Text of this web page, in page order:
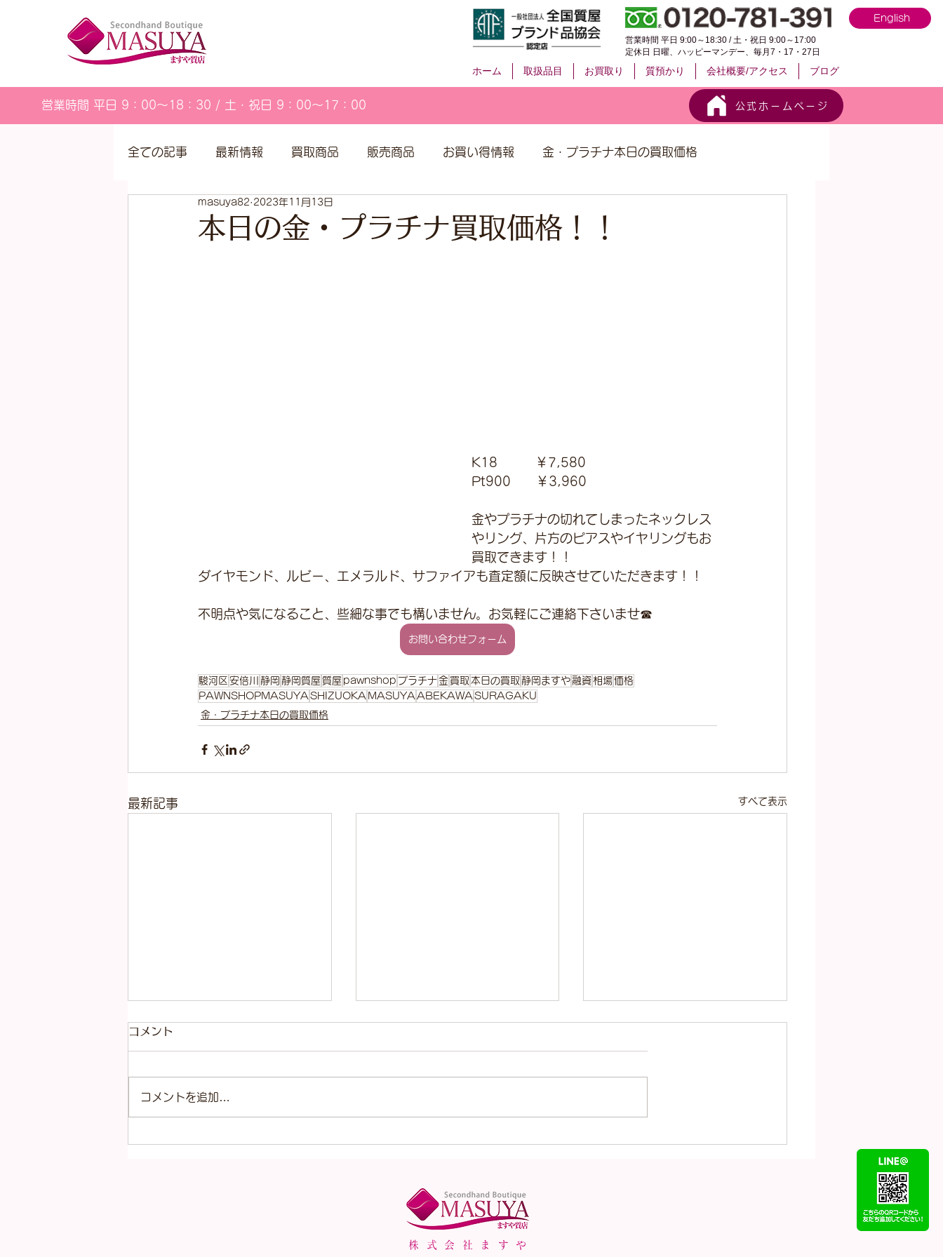
English
営業時間 平日 9:00～18:30 / 土・祝日 9:00～17:00
定休日 日曜、ハッピーマンデー、毎月7・17・27日
ホーム 取扱品目 お買取り 質預かり 会社概要/アクセス ブログ
営業時間 平日 9：00～18：30 / 土・祝日 9：00～17：00 公式ホームページ
全ての記事 最新情報 買取商品 販売商品 お買い得情報 金・プラチナ本日の買取価格
営業カレンダー
本日の金・プラチナ買取価格！！
masuya82 2023年11月13日
K18　　　￥7,580
Pt900　　￥3,960
金やプラチナの切れてしまったネックレス
やリング、片方のピアスやイヤリングもお
買取できます！！
ダイヤモンド、ルビー、エメラルド、サファイアも査定額に反映させていただきます！！
不明点や気になること、些細な事でも構いません。お気軽にご連絡下さいませ☎
お問い合わせフォーム
駿河区 安倍川 静岡 静岡質屋 質屋 pawnshop プラチナ 金 買取 本日の買取 静岡ますや 融資相場 価格
PAWNSHOPMASUYA SHIZUOKA MASUYA ABEKAWA SURAGAKU
金・プラチナ本日の買取価格
最新記事 すべて表示
本日（8月4日）の金
本日（8月1日）の金
（Pt900）の買取価格！
本日（7月31日）の金
コメント
コメントを追加…
株式会社ますや